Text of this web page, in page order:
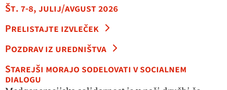
Št. 7-8, julij/avgust 2026
Prelistajte izvleček
Pozdrav iz uredništva
Starejši morajo sodelovati v socialnem
dialogu